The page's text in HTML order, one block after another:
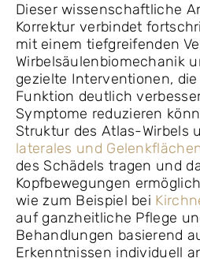
Dieser wissenschaftliche
Korrektur verbindet
mit einem tiefgreifenden
Wirbelsäulenbiomechanik
gezielte Interventionen,
Funktion deutlich
Symptome reduzieren
Struktur des Atlas-Wirbels
laterales und
des Schädels tragen und
Kopfbewegungen
wie zum Beispiel bei
auf ganzheitliche Pflege
Behandlungen basierend
Erkenntnissen individuell